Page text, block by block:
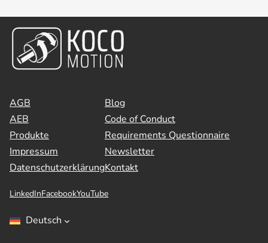
AGB
AEB
Produkte
Impressum
Datenschutzerklärung
Blog
Code of Conduct
Requirements Questionnaire
Newsletter
Kontakt
LinkedInFacebookYouTube
Deutsch